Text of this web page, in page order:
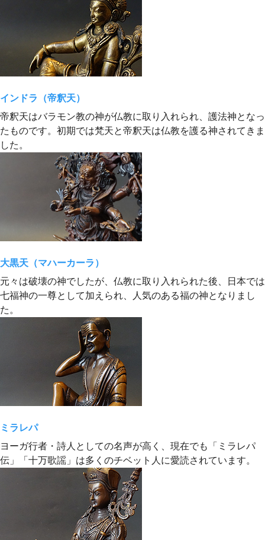
インドラ（帝釈天）
帝釈天はバラモン教の神が仏教に取り入れられ、護法神となっ
たものです。初期では梵天と帝釈天は仏教を護る神されてきま
した。
大黒天（マハーカーラ）
元々は破壊の神でしたが、仏教に取り入れられた後、日本では
七福神の一尊として加えられ、人気のある福の神となりまし
た。
ミラレパ
ヨーガ行者・詩人としての名声が高く、現在でも「ミラレパ
伝」「十万歌謡」は多くのチベット人に愛読されています。